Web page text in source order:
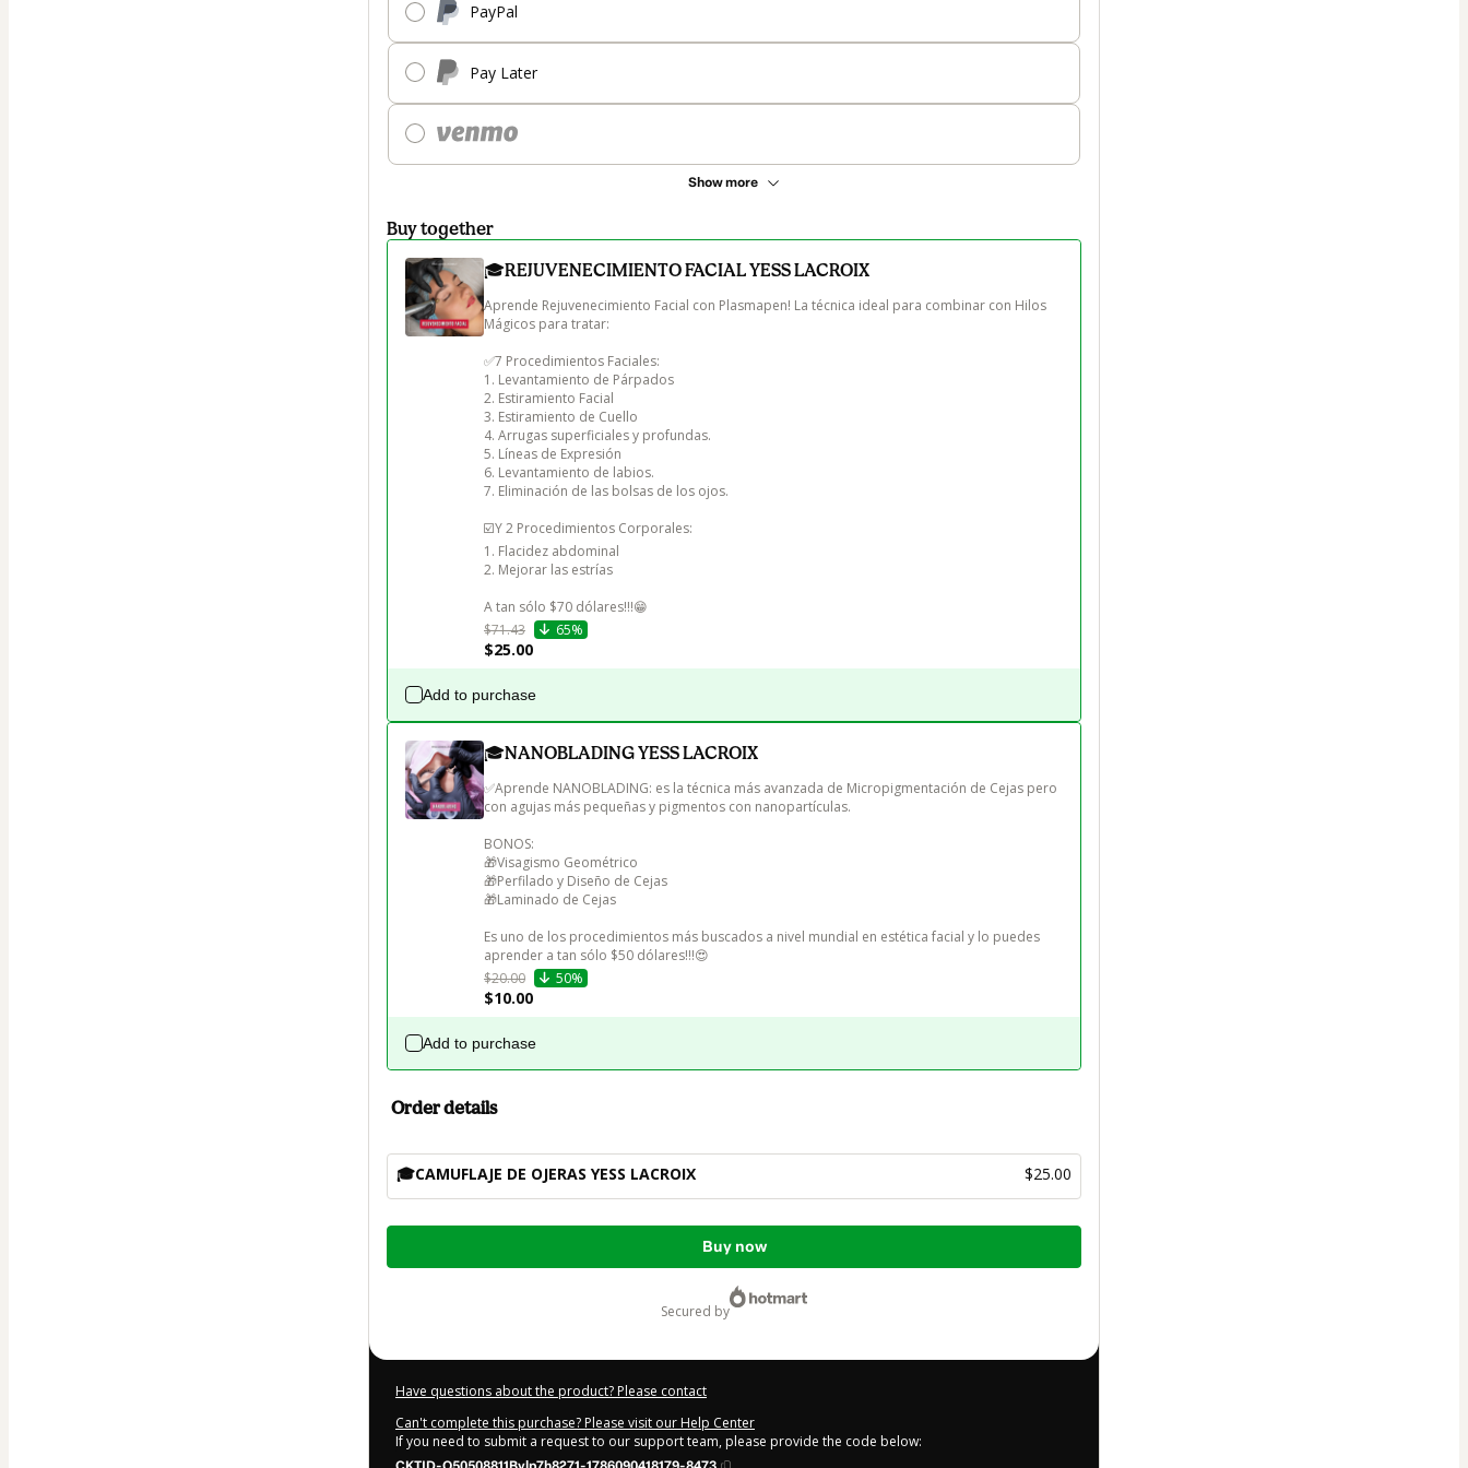
PayPal
Pay Later
Show more
Buy together
🎓REJUVENECIMIENTO FACIAL YESS LACROIX
Aprende Rejuvenecimiento Facial con Plasmapen! La técnica ideal para combinar con Hilos
Mágicos para tratar:
✅7 Procedimientos Faciales:
1. Levantamiento de Párpados
2. Estiramiento Facial
3. Estiramiento de Cuello
4. Arrugas superficiales y profundas.
5. Líneas de Expresión
6. Levantamiento de labios.
7. Eliminación de las bolsas de los ojos.
☑️Y 2 Procedimientos Corporales:
1. Flacidez abdominal
2. Mejorar las estrías
A tan sólo $70 dólares!!!😁
$71.43
65%
$25.00
Add to purchase
🎓NANOBLADING YESS LACROIX
✅Aprende NANOBLADING: es la técnica más avanzada de Micropigmentación de Cejas pero
con agujas más pequeñas y pigmentos con nanopartículas.
BONOS:
🎁Visagismo Geométrico
🎁Perfilado y Diseño de Cejas
🎁Laminado de Cejas
Es uno de los procedimientos más buscados a nivel mundial en estética facial y lo puedes
aprender a tan sólo $50 dólares!!!😍
$20.00
50%
$10.00
Add to purchase
Order details
🎓CAMUFLAJE DE OJERAS YESS LACROIX $25.00
Total
Buy now
secured by
Have questions about the product? Please contact
Can't complete this purchase? Please visit our Help Center
If you need to submit a request to our support team, please provide the code below: